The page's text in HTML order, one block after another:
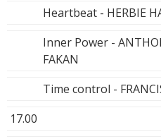
Heartbeat - HERBIE
Inner Power -
FAKAN
Time control -
17.00